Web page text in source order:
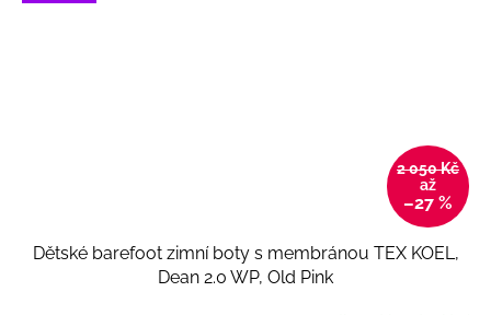
2 050 Kč
až
–27 %
Dětské barefoot zimní boty s membránou TEX KOEL,
Dean 2.0 WP, Old Pink